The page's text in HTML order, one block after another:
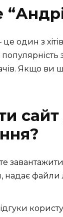
один з
Якщо ви
файли